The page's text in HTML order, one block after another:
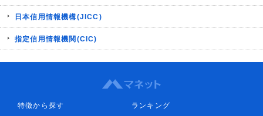
日本信用情報機構(JICC)
指定信用情報機関(CIC)
特徴から探す
ランキング